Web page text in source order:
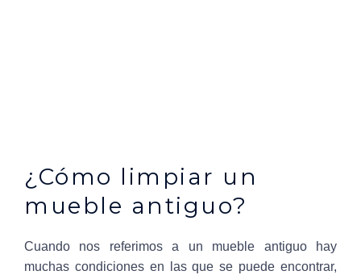
¿Cómo limpiar un
mueble antiguo?
Cuando nos referimos a un mueble antiguo hay
muchas condiciones en las que se puede encontrar,